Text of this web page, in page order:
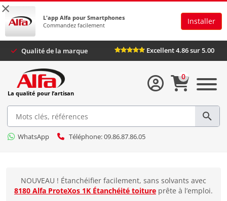
×
L'app Alfa pour Smartphones
Commandez facilement
Installer
Qualité de la marque Excellent 4.86 sur 5.00
La qualité pour l’artisan
WhatsApp Téléphone: 09.86.87.86.05
0
NOUVEAU ! Étanchéifier facilement, sans solvants avec
8180 Alfa ProteXos 1K Étanchéité toiture prête à l’emploi.